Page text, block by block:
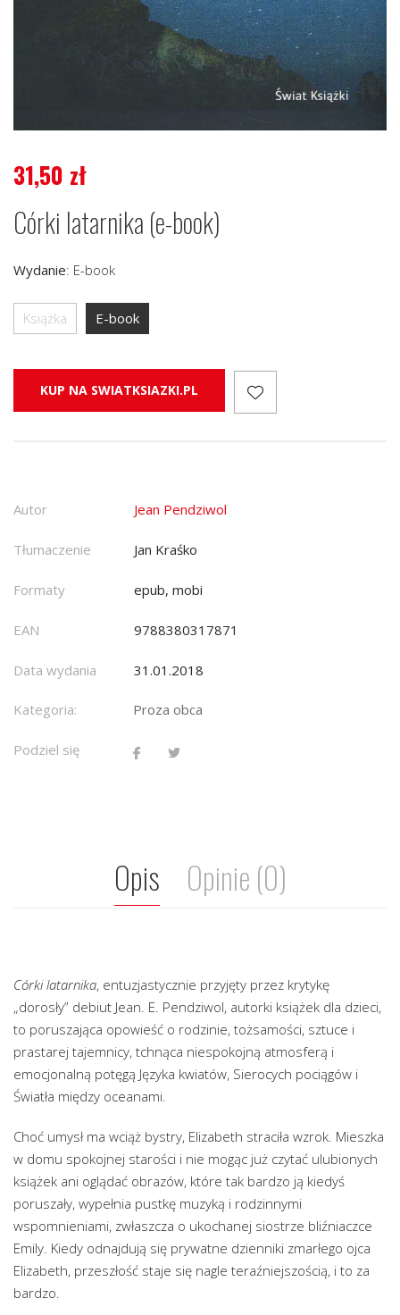
31,50 zł
Córki latarnika (e-book)
Wydanie: E-book
Książka E-book
KUP NA SWIATKSIAZKI.PL
Autor Jean Pendziwol
Tłumaczenie Jan Kraśko
Formaty epub, mobi
EAN 9788380317871
Data wydania 31.01.2018
Kategoria: Proza obca
Podziel się
Opis Opinie (0)
Córki latarnika, entuzjastycznie przyjęty przez krytykę
„dorosły” debiut Jean. E. Pendziwol, autorki książek dla dzieci,
to poruszająca opowieść o rodzinie, tożsamości, sztuce i
prastarej tajemnicy, tchnąca niespokojną atmosferą i
emocjonalną potęgą Języka kwiatów, Sierocych pociągów i
Światła między oceanami.
Choć umysł ma wciąż bystry, Elizabeth straciła wzrok. Mieszka
w domu spokojnej starości i nie mogąc już czytać ulubionych
książek ani oglądać obrazów, które tak bardzo ją kiedyś
poruszały, wypełnia pustkę muzyką i rodzinnymi
wspomnieniami, zwłaszcza o ukochanej siostrze bliźniaczce
Emily. Kiedy odnajdują się prywatne dzienniki zmarłego ojca
Elizabeth, przeszłość staje się nagle teraźniejszością, i to za
bardzo.